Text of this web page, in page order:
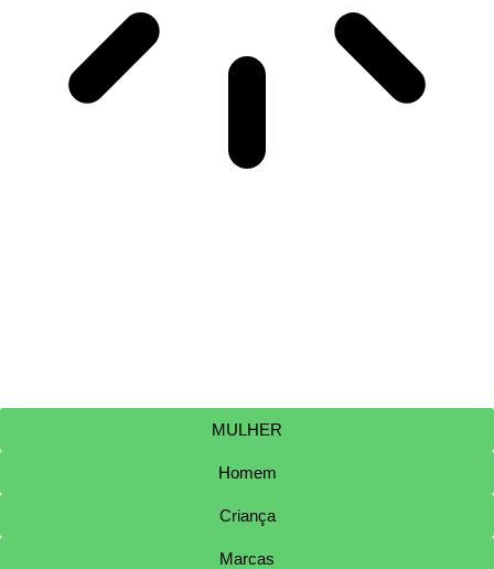
MULHER
Homem
Criança
Marcas